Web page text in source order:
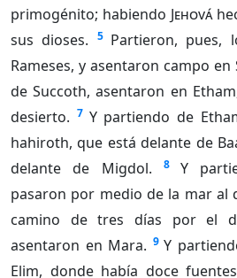
primogénito; habiendo Jehová
sus dioses.
5 Partieron, pues,
Rameses, y asentaron campo en
de Succoth, asentaron en
desierto. 7 Y partiendo de
hahiroth, que está delante de
delante de Migdol.
8
Y
pasaron por medio de la mar al
camino de tres días por el
asentaron en Mara. 9 Y
Elim, donde había doce